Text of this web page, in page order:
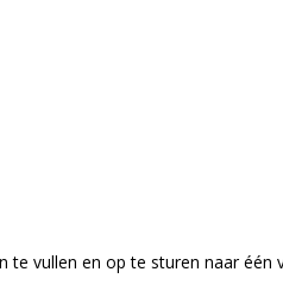
vullen en op te sturen naar één